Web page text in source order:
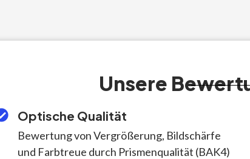
Unsere
Optische Qualität
Bewertung von Vergrößerung, Bildschärfe
und Farbtreue durch Prismenqualität (BAK4)